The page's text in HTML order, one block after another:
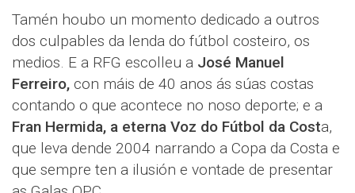
Tamén houbo un momento dedicado a outros
dos culpables da lenda do fútbol costeiro, os
medios. E a RFG escolleu a José Manuel
Ferreiro, con máis de 40 anos ás súas costas
contando o que acontece no noso deporte; e a
Fran Hermida, a eterna Voz do Fútbol da Costa,
que leva dende 2004 narrando a Copa da Costa e
que sempre ten a ilusión e vontade de presentar